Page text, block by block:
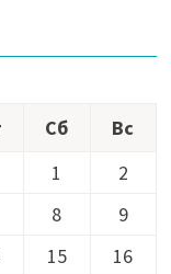
Сб
Вс
1
2
8
9
15
16